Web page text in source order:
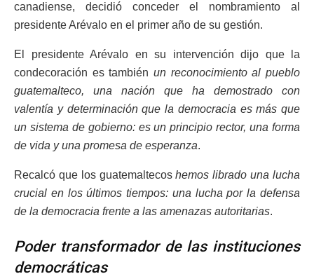
canadiense, decidió conceder el nombramiento al
presidente Arévalo en el primer año de su gestión.
El presidente Arévalo en su intervención dijo que la
condecoración es también un reconocimiento al pueblo
guatemalteco, una nación que ha demostrado con
valentía y determinación que la democracia es más que
un sistema de gobierno: es un principio rector, una forma
de vida y una promesa de esperanza.
Recalcó que los guatemaltecoshemos librado una lucha
crucial en los últimos tiempos: una lucha por la defensa
de la democracia frente a las amenazas autoritarias.
Poder transformador de las instituciones
democráticas